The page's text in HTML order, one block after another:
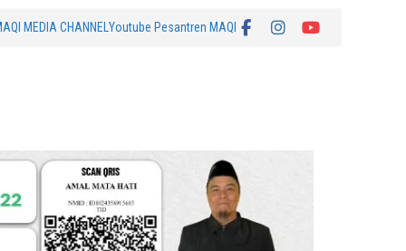
MEDIA CHANNEL Youtube Pesantren MAQI